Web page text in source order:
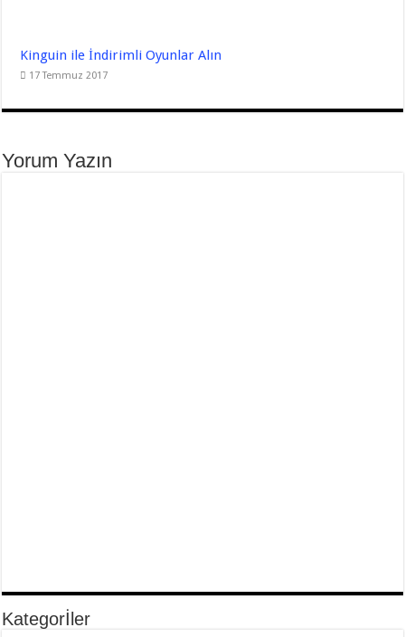
Kinguin ile İndirimli Oyunlar Alın
17 Temmuz 2017
Yorum Yazın
Kategorİler